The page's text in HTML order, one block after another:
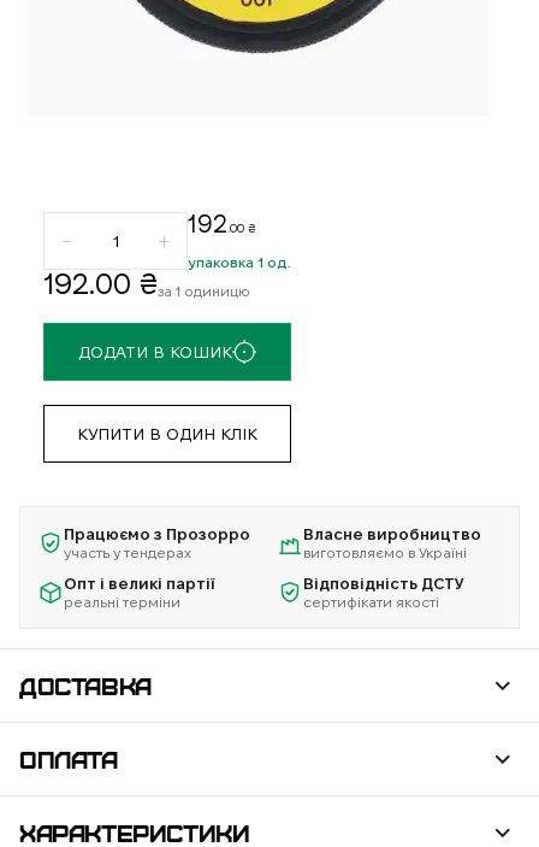
Працюємо з Прозорро
участь у тендерах
Власне виробництво
виготовляємо в Україні
Опт і великі партії
реальні терміни
Відповідність ДСТУ
сертифікати якості
ДОСТАВКА
ОПЛАТА
ХАРАКТЕРИСТИКИ
192 .00 ₴
упаковка 1 од.
192.00 ₴за 1 одиницю
ДОДАТИ В КОШИК
КУПИТИ В ОДИН КЛІК